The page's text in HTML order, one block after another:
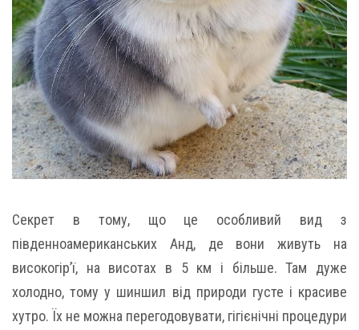
Секрет в тому, що це особливий вид з
південноамериканських Анд, де вони живуть на
високогір’ї, на висотах в 5 км і більше. Там дуже
холодно, тому у шиншил від природи густе і красиве
хутро. Їх не можна перегодовувати, гігієнічні процедури